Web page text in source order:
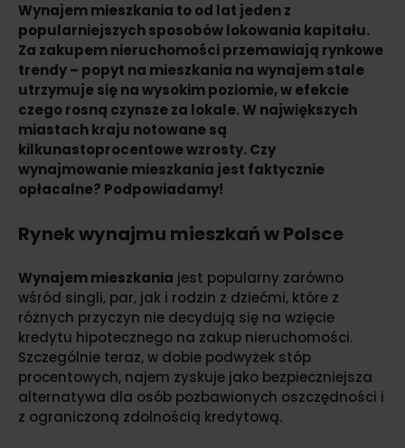
Wynajem mieszkania to od lat jeden z
popularniejszych sposobów lokowania kapitału.
Za zakupem nieruchomości przemawiają rynkowe
trendy – popyt na mieszkania na wynajem stale
utrzymuje się na wysokim poziomie, w efekcie
czego rosną czynsze za lokale. W największych
miastach kraju notowane są
kilkunastoprocentowe wzrosty. Czy
wynajmowanie mieszkania jest faktycznie
opłacalne? Podpowiadamy!
Rynek wynajmu mieszkań w Polsce
Wynajem mieszkania jest popularny zarówno
wśród singli, par, jak i rodzin z dziećmi, które z
różnych przyczyn nie decydują się na wzięcie
kredytu hipotecznego na zakup nieruchomości.
Szczególnie teraz, w dobie podwyżek stóp
procentowych, najem zyskuje jako bezpieczniejsza
alternatywa dla osób pozbawionych oszczędności i
z ograniczoną zdolnością kredytową.